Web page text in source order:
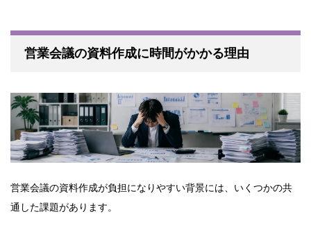
営業会議の資料作成に時間がかかる理由
営業会議の資料作成が負担になりやすい背景には、いくつかの共
通した課題があります。